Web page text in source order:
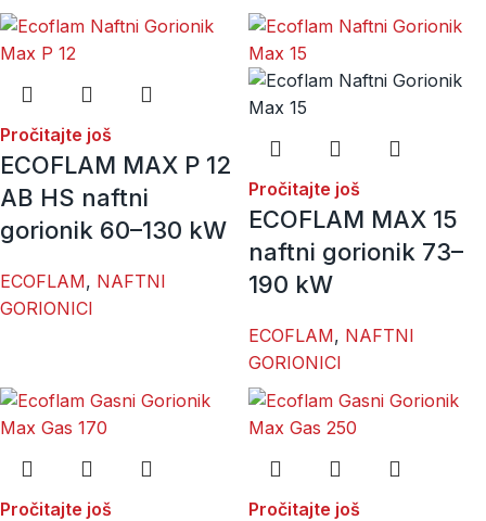
Pročitajte još
ECOFLAM MAX P 12
AB HS naftni
gorionik 60–130 kW
ECOFLAM, NAFTNI
GORIONICI
Pročitajte još
ECOFLAM MAX 15
naftni gorionik 73–
190 kW
ECOFLAM, NAFTNI
GORIONICI
Pročitajte još Pročitajte još